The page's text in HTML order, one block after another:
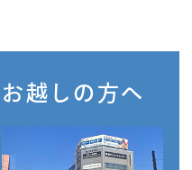
お越しの方へ